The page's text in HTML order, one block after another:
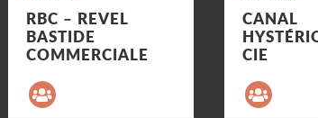
RBC – REVEL
BASTIDE
COMMERCIALE
CANAL
CIE